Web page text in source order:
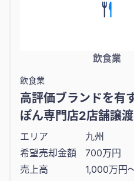
飲食業
飲食業
高評価ブランドを有
ぽん専門店2店舗譲渡
エリア
九州
希望売却金額
700万円
売上高
1,000万円